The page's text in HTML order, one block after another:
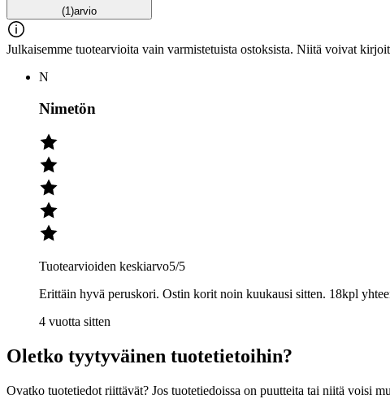
(1)arvio
Julkaisemme tuotearvioita vain varmistetuista ostoksista. Niitä voivat
N
Nimetön
Tuotearvioiden keskiarvo5/5
Erittäin hyvä peruskori. Ostin korit noin kuukausi sitten. 18kpl
4 vuotta sitten
Oletko tyytyväinen tuotetietoihin?
Ovatko tuotetiedot riittävät? Jos tuotetiedoissa on puutteita tai niitä voisi